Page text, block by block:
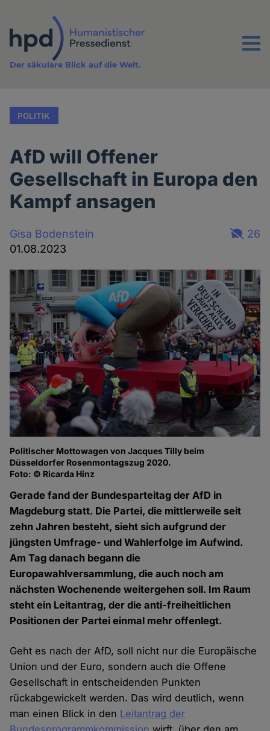
Inhalt
Menu
Der säkulare Blick auf die Welt.
POLITIK
AfD will Offener
Gesellschaft in Europa den
Kampf ansagen
Gisa Bodenstein
01.08.2023
26
Politischer Mottowagen von Jacques Tilly beim
Düsseldorfer Rosenmontagszug 2020.
Foto: © Ricarda Hinz
Gerade fand der Bundesparteitag der AfD in
Magdeburg statt. Die Partei, die mittlerweile seit
zehn Jahren besteht, sieht sich aufgrund der
jüngsten Umfrage- und Wahlerfolge im Aufwind.
Am Tag danach begann die
Europawahlversammlung, die auch noch am
nächsten Wochenende weitergehen soll. Im Raum
steht ein Leitantrag, der die anti-freiheitlichen
Positionen der Partei einmal mehr offenlegt.
Geht es nach der AfD, soll nicht nur die Europäische
Union und der Euro, sondern auch die Offene
Gesellschaft in entscheidenden Punkten
rückabgewickelt werden. Das wird deutlich, wenn
man einen Blick in den Leitantrag der